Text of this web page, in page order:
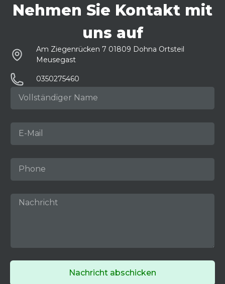
Nehmen Sie Kontakt mit
uns auf
Am Ziegenrücken 7 01809 Dohna Ortsteil
Meusegast
0350275460
Nachricht abschicken